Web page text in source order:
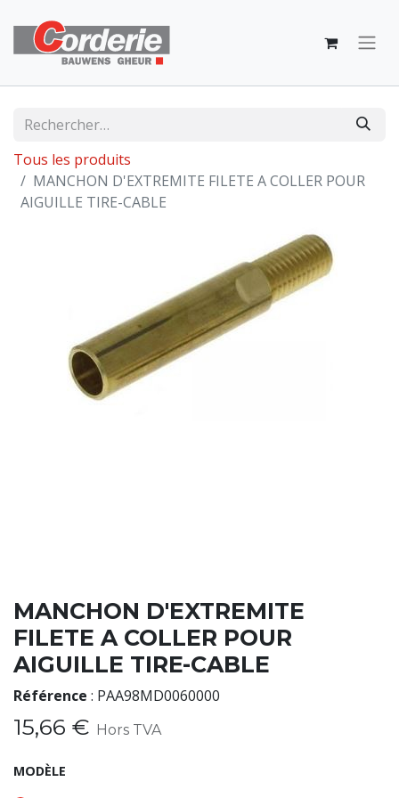
Tous les produits
MANCHON D'EXTREMITE FILETE A COLLER POUR
AIGUILLE TIRE-CABLE
MANCHON D'EXTREMITE
FILETE A COLLER POUR
AIGUILLE TIRE-CABLE
Référence : PAA98MD0060000
15,66 € Hors TVA
MODÈLE